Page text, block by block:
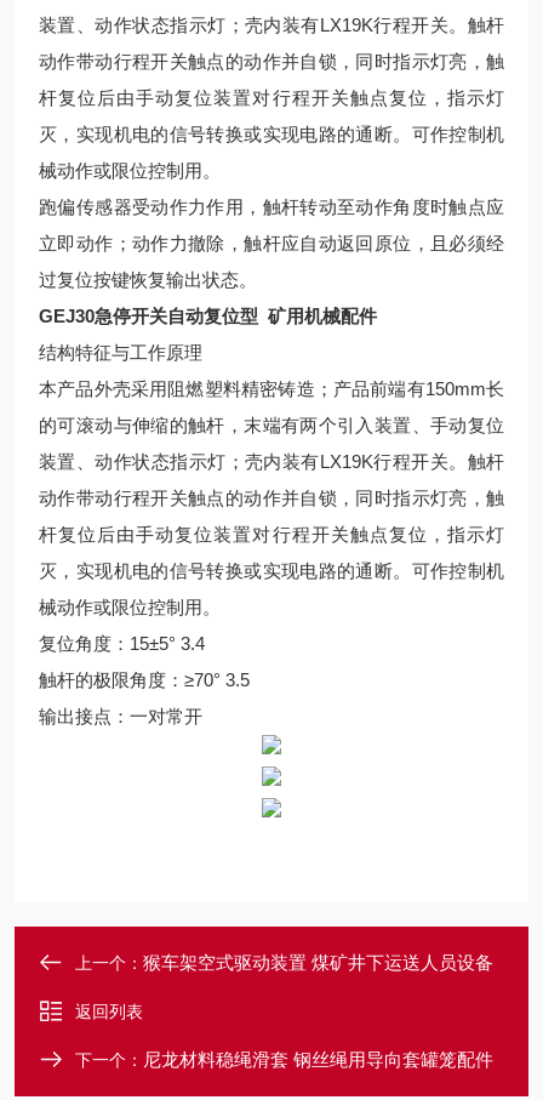
装置、动作状态指示灯；壳内装有LX19K行程开关。触杆
动作带动行程开关触点的动作并自锁，同时指示灯亮，触
杆复位后由手动复位装置对行程开关触点复位，指示灯
灭，实现机电的信号转换或实现电路的通断。可作控制机
械动作或限位控制用。
跑偏传感器受动作力作用，触杆转动至动作角度时触点应
立即动作；动作力撤除，触杆应自动返回原位，且必须经
过复位按键恢复输出状态。
GEJ30急停开关自动复位型 矿用机械配件
结构特征与工作原理
本产品外壳采用阻燃塑料精密铸造；产品前端有150mm长
的可滚动与伸缩的触杆，末端有两个引入装置、手动复位
装置、动作状态指示灯；壳内装有LX19K行程开关。触杆
动作带动行程开关触点的动作并自锁，同时指示灯亮，触
杆复位后由手动复位装置对行程开关触点复位，指示灯
灭，实现机电的信号转换或实现电路的通断。可作控制机
械动作或限位控制用。
复位角度：15±5° 3.4
触杆的极限角度：≥70° 3.5
输出接点：一对常开
上一个： 猴车架空式驱动装置 煤矿井下运送人员设备
返回列表
下一个： 尼龙材料稳绳滑套 钢丝绳用导向套罐笼配件